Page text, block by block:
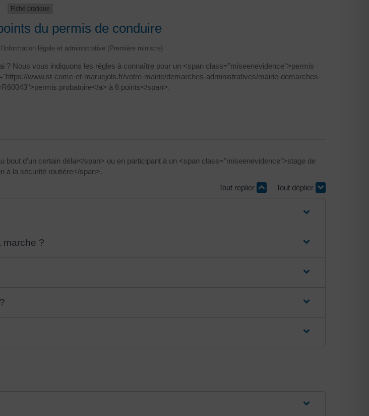
Fiche pratique
du permis de conduire
légale et administrative (Première ministre)
? Nous vous indiquons les règles à connaître pour un <span class="miseenevidence">permis
www.st-come-et-maruejols.fr/votre-mairie/demarches-administratives/mairie-demarches-
probatoire</a> à 6 points</span>.
d'un certain délai</span> ou en participant à un <span class="miseenevidence">stage de
à la sécurité routière</span>.
Tout replier
Tout déplier
marche ?